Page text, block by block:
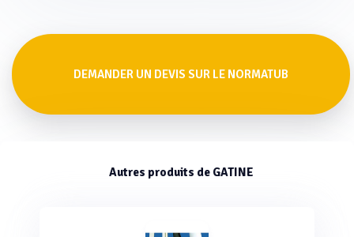
DEMANDER UN DEVIS SUR LE NORMATUB
Autres produits de GATINE